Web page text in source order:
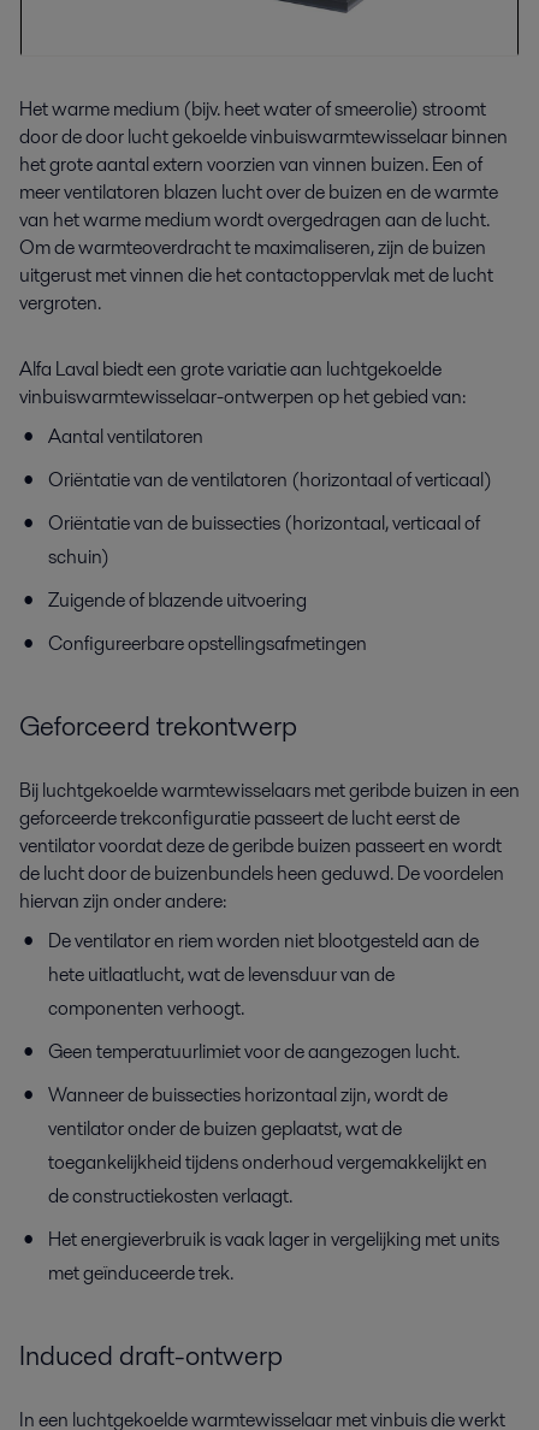
Het warme medium (bijv. heet water of smeerolie) stroomt
door de door lucht gekoelde vinbuiswarmtewisselaar binnen
het grote aantal extern voorzien van vinnen buizen. Een of
meer ventilatoren blazen lucht over de buizen en de warmte
van het warme medium wordt overgedragen aan de lucht.
Om de warmteoverdracht te maximaliseren, zijn de buizen
uitgerust met vinnen die het contactoppervlak met de lucht
vergroten.
Alfa Laval biedt een grote variatie aan luchtgekoelde
vinbuiswarmtewisselaar-ontwerpen op het gebied van:
Aantal ventilatoren
Oriëntatie van de ventilatoren (horizontaal of verticaal)
Oriëntatie van de buissecties (horizontaal, verticaal of
schuin)
Zuigende of blazende uitvoering
Configureerbare opstellingsafmetingen
Geforceerd trekontwerp
Bij luchtgekoelde warmtewisselaars met geribde buizen in een
geforceerde trekconfiguratie passeert de lucht eerst de
ventilator voordat deze de geribde buizen passeert en wordt
de lucht door de buizenbundels heen geduwd. De voordelen
hiervan zijn onder andere:
De ventilator en riem worden niet blootgesteld aan de
hete uitlaatlucht, wat de levensduur van de
componenten verhoogt.
Geen temperatuurlimiet voor de aangezogen lucht.
Wanneer de buissecties horizontaal zijn, wordt de
ventilator onder de buizen geplaatst, wat de
toegankelijkheid tijdens onderhoud vergemakkelijkt en
de constructiekosten verlaagt.
Het energieverbruik is vaak lager in vergelijking met units
met geïnduceerde trek.
Induced draft-ontwerp
In een luchtgekoelde warmtewisselaar met vinbuis die werkt